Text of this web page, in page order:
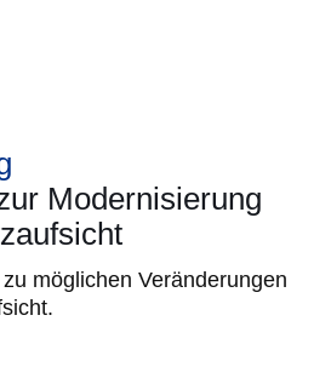
Modernisierung
möglichen Veränderungen